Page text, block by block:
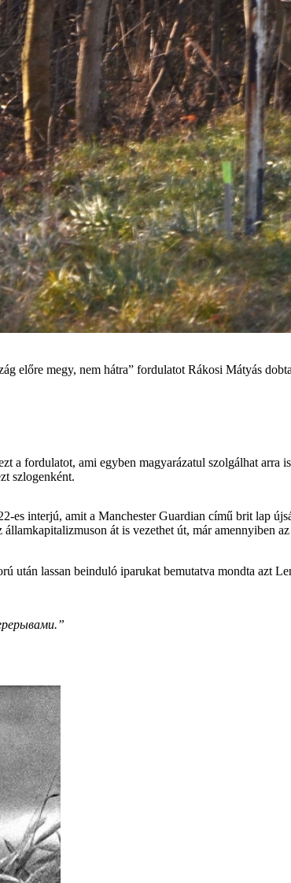
előre megy, nem hátra” fordulatot Rákosi Mátyás
a fordulatot, ami egyben magyarázatul szolgálhat
szlogenként.
es interjú, amit a Manchester Guardian című brit lap
át is vezethet út, már amennyiben
után lassan beinduló iparukat bemutatva mondta azt